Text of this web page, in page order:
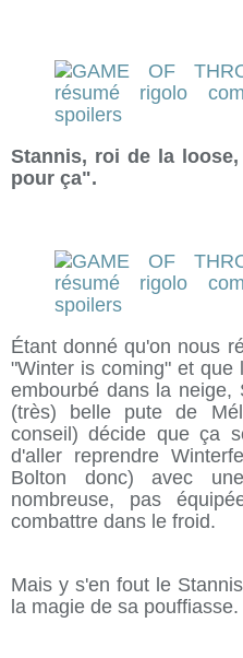
Stannis, roi de la
pour ça".
Étant donné qu'on nous
"Winter is coming" et que
embourbé dans la neige,
(très) belle pute de
conseil) décide que ça
d'aller reprendre
Bolton donc) avec
nombreuse, pas
combattre dans le froid.
Mais y s'en fout le
la magie de sa pouffiasse.